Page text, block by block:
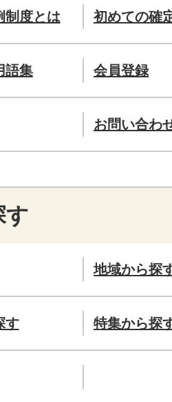
制度とは 初めての確
語集 会員登録
お問い合わ
す
地域から探
す 特集から探